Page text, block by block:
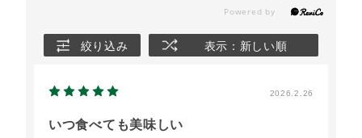
絞り込み 表示：新しい順
2026.2.26
いつ食べても美味しい